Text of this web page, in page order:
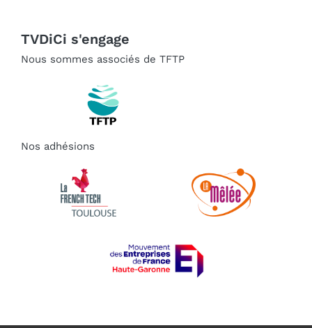
TVDiCi s'engage
Nous sommes associés de TFTP
Nos adhésions